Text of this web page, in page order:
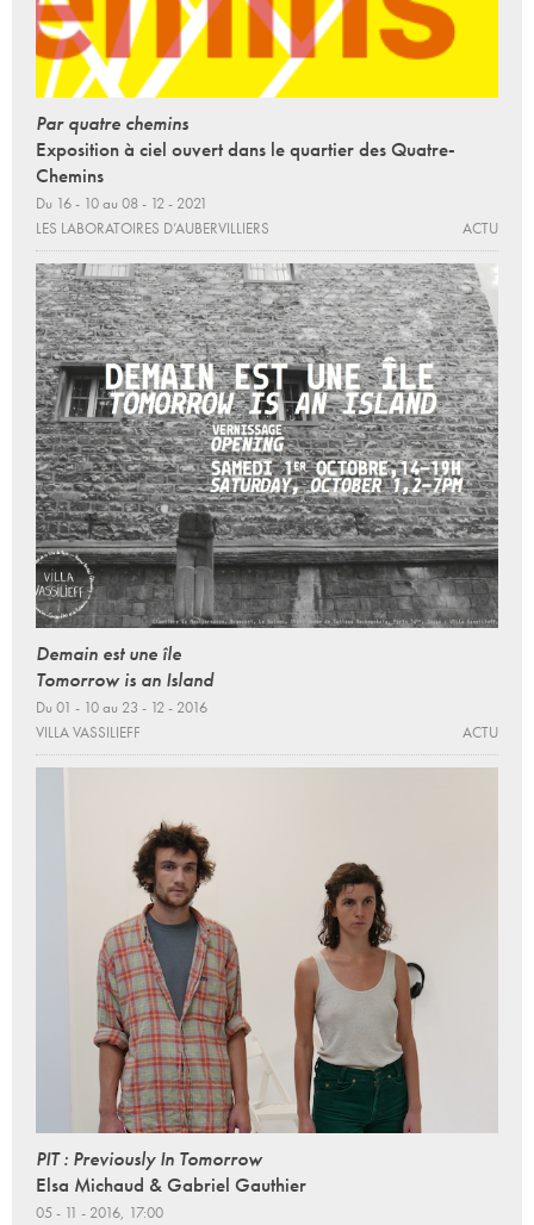
Par quatre chemins
Exposition à ciel ouvert dans le quartier des Quatre-
Chemins
Du 16 - 10 au 08 - 12 - 2021
LES LABORATOIRES D’AUBERVILLIERS
ACTU
Demain est une île
Tomorrow is an Island
Du 01 - 10 au 23 - 12 - 2016
VILLA VASSILIEFF
ACTU
PIT : Previously In Tomorrow
Elsa Michaud & Gabriel Gauthier
05 - 11 - 2016, 17:00